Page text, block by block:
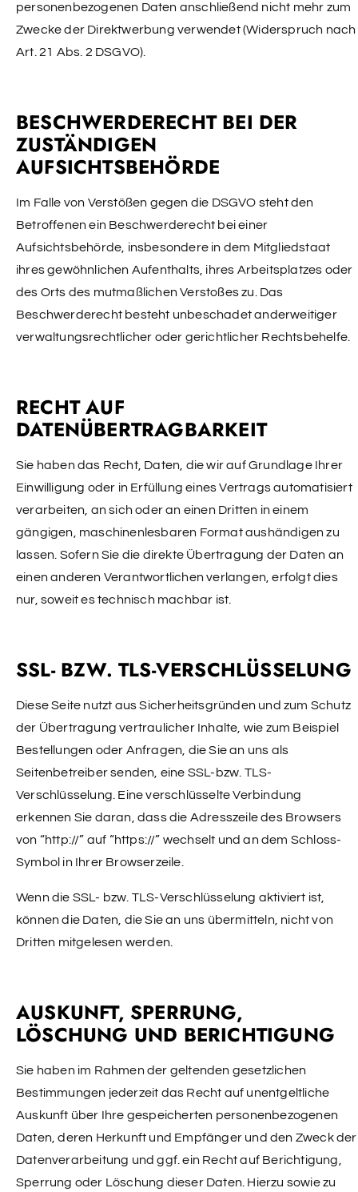
personenbezogenen Daten anschließend nicht mehr zum
Zwecke der Direktwerbung verwendet (Widerspruch nach
Art. 21 Abs. 2 DSGVO).
BESCHWERDERECHT BEI DER
ZUSTÄNDIGEN
AUFSICHTSBEHÖRDE
Im Falle von Verstößen gegen die DSGVO steht den
Betroffenen ein Beschwerderecht bei einer
Aufsichtsbehörde, insbesondere in dem Mitgliedstaat
ihres gewöhnlichen Aufenthalts, ihres Arbeitsplatzes oder
des Orts des mutmaßlichen Verstoßes zu. Das
Beschwerderecht besteht unbeschadet anderweitiger
verwaltungsrechtlicher oder gerichtlicher Rechtsbehelfe.
RECHT AUF
DATENÜBERTRAGBARKEIT
Sie haben das Recht, Daten, die wir auf Grundlage Ihrer
Einwilligung oder in Erfüllung eines Vertrags automatisiert
verarbeiten, an sich oder an einen Dritten in einem
gängigen, maschinenlesbaren Format aushändigen zu
lassen. Sofern Sie die direkte Übertragung der Daten an
einen anderen Verantwortlichen verlangen, erfolgt dies
nur, soweit es technisch machbar ist.
SSL- BZW. TLS-VERSCHLÜSSELUNG
Diese Seite nutzt aus Sicherheitsgründen und zum Schutz
der Übertragung vertraulicher Inhalte, wie zum Beispiel
Bestellungen oder Anfragen, die Sie an uns als
Seitenbetreiber senden, eine SSL-bzw. TLS-
Verschlüsselung. Eine verschlüsselte Verbindung
erkennen Sie daran, dass die Adresszeile des Browsers
von “http://” auf “https://” wechselt und an dem Schloss-
Symbol in Ihrer Browserzeile.
Wenn die SSL- bzw. TLS-Verschlüsselung aktiviert ist,
können die Daten, die Sie an uns übermitteln, nicht von
Dritten mitgelesen werden.
AUSKUNFT, SPERRUNG,
LÖSCHUNG UND BERICHTIGUNG
Sie haben im Rahmen der geltenden gesetzlichen
Bestimmungen jederzeit das Recht auf unentgeltliche
Auskunft über Ihre gespeicherten personenbezogenen
Daten, deren Herkunft und Empfänger und den Zweck der
Datenverarbeitung und ggf. ein Recht auf Berichtigung,
Sperrung oder Löschung dieser Daten. Hierzu sowie zu